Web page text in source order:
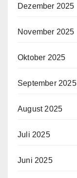
Dezember 2025
November 2025
Oktober 2025
September 2025
August 2025
Juli 2025
Juni 2025